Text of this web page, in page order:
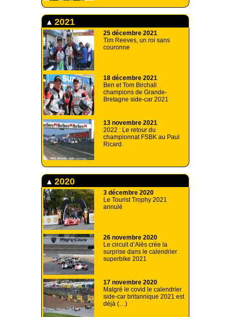
2021
25 décembre 2021
Tim Reeves, un roi sans
couronne
18 décembre 2021
Ben et Tom Birchall
champions de Grande-
Bretagne side-car 2021
13 novembre 2021
2022 : Le retour du
championnat FSBK au Paul
Ricard.
2020
3 décembre 2020
Le Tourist Trophy 2021
annulé
26 novembre 2020
Le circuit d’Alès crée la
surprise dans le calendrier
superbike 2021
17 novembre 2020
Malgré le covid le calendrier
side-car britannique 2021 est
déjà (…)